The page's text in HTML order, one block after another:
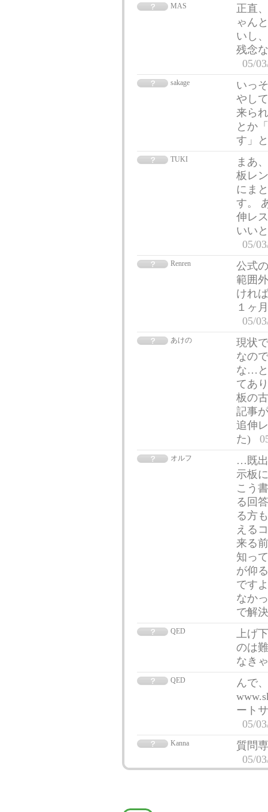
MAS
正直
ゃん
いし
残念
05/
sakage
いっ
やし
来ら
とか
す」
TUKI
まあ
板レ
にま
す。
伸レ
いい
05/
Renren
公式
範囲
けれ
１ヶ
05/
あけの
現状
なの
な…と
てあ
板の
記事
追伸
た)
オルフ
…既
示板
こう
る回
る方
える
来る
知っ
が仰
です
なか
で解
QED
上げ
のは
なき
QED
んで
ート
05/
Kanna
質問
05/